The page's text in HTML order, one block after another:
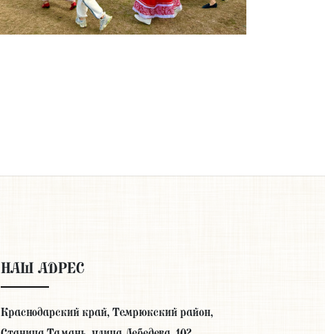
НАШ АДРЕС
Краснодарский край, Темрюкский район,